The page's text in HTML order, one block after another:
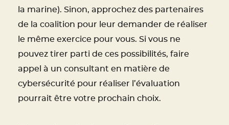
la marine). Sinon, approchez des partenaires
de la coalition pour leur demander de réaliser
le même exercice pour vous. Si vous ne
pouvez tirer parti de ces possibilités, faire
appel à un consultant en matière de
cybersécurité pour réaliser l’évaluation
pourrait être votre prochain choix.